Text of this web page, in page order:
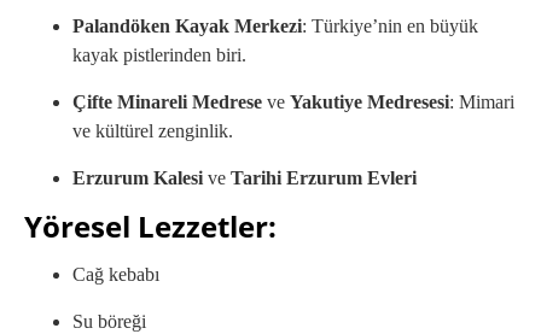
Palandöken Kayak Merkezi: Türkiye’nin en büyük
kayak pistlerinden biri.
Çifte Minareli Medrese ve Yakutiye Medresesi: Mimari
ve kültürel zenginlik.
Erzurum Kalesi ve Tarihi Erzurum Evleri
Yöresel Lezzetler:
Cağ kebabı
Su böreği